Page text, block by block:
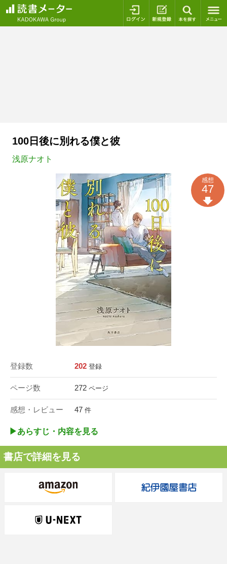
ログイン 新規登録
100日後に別れる僕と彼
浅原ナオト
登録数 202 登録
ページ数 272 ページ
感想・レビュー 47 件
感想
47
▶︎あらすじ・内容を見る
書店で詳細を見る